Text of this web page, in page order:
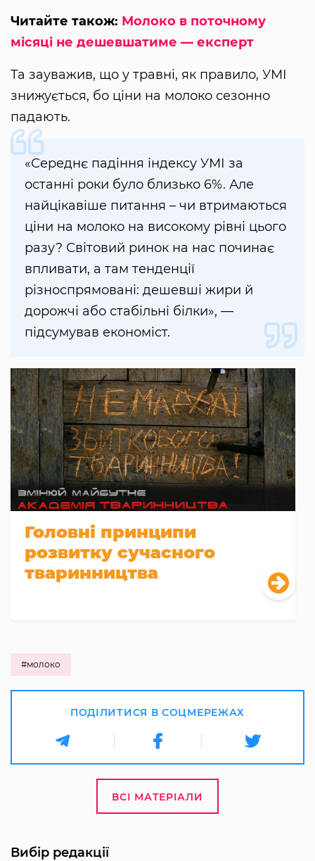
Читайте також: Молоко в поточному
місяці не дешевшатиме — експерт
Та зауважив, що у травні, як правило, УМІ
знижується, бо ціни на молоко сезонно
падають.
«Середнє падіння індексу УМІ за
останні роки було близько 6%. Але
найцікавіше питання – чи втримаються
ціни на молоко на високому рівні цього
разу? Світовий ринок на нас починає
впливати, а там тенденції
різноспрямовані: дешевші жири й
дорожчі або стабільні білки», —
підсумував економіст.
Головні принципи
розвитку сучасного
тваринництва
#молоко
ПОДІЛИТИСЯ В СОЦМЕРЕЖАХ
ВСІ МАТЕРІАЛИ
Вибір редакції